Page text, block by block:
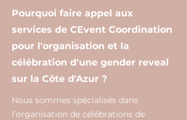
Pourquoi faire appel aux
services de CEvent Coordination
pour l'organisation et la
célébration d'une gender reveal
sur la Côte d'Azur ?
Nous sommes spécialisés dans
l’organisation de célébrations de